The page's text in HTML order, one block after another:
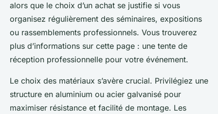
alors que le choix d’un achat se justifie si vous
organisez régulièrement des séminaires, expositions
ou rassemblements professionnels. Vous trouverez
plus d’informations sur cette page : une tente de
réception professionnelle pour votre événement.
Le choix des matériaux s’avère crucial. Privilégiez une
structure en aluminium ou acier galvanisé pour
maximiser résistance et facilité de montage. Les